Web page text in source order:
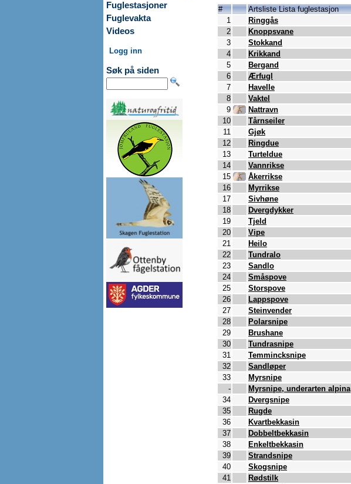
Fuglestasjoner
Fuglevakta
Videos
Logg inn
Søk på siden
# Artsliste Lista fuglestasjon
1
Ringgås
2
Knoppsvane
3
Stokkand
4
Krikkand
5
Bergand
6
Ærfugl
7
Havelle
8
Vaktel
9
Nattravn
10
Tårnseiler
11
Gjøk
12
Ringdue
13
Turteldue
14
Vannrikse
15
Åkerrikse
16
Myrrikse
17
Sivhøne
18
Dvergdykker
19
Tjeld
20
Vipe
21
Heilo
22
Tundralo
23
Sandlo
24
Småspove
25
Storspove
26
Lappspove
27
Steinvender
28
Polarsnipe
29
Brushane
30
Tundrasnipe
31
Temmincksnipe
32
Sandløper
33
Myrsnipe
-
Myrsnipe, underarten alpina
34
Dvergsnipe
35
Rugde
36
Kvartbekkasin
37
Dobbeltbekkasin
38
Enkeltbekkasin
39
Strandsnipe
40
Skogsnipe
41
Rødstilk